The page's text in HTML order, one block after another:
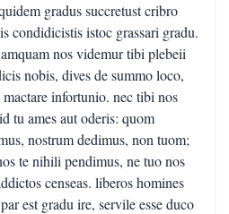
gradus succretust cribro
condidicistis istoc grassari gradu.
nos videmur tibi plebeii
nobis, dives de summo loco,
infortunio. nec tibi nos
tu ames aut oderis: quom
nostrum dedimus, non tuom;
te nihili pendimus, ne tuo nos
censeas. liberos homines
est gradu ire, servile esse duco